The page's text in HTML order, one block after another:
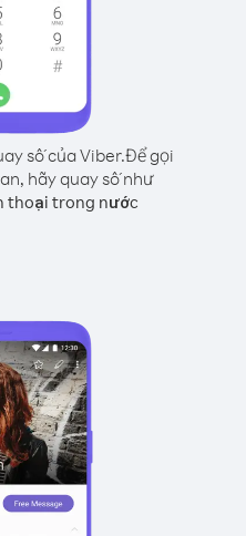
số của Viber.Để gọi
hãy quay số như
thoại trong nước